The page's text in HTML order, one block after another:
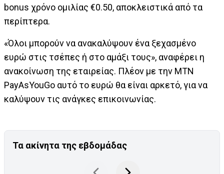
bonus χρόνο ομιλίας €0.50, αποκλειστικά από τα
περίπτερα.
«Όλοι μπορούν να ανακαλύψουν ένα ξεχασμένο
ευρώ στις τσέπες ή στο αμάξι τους», αναφέρει η
ανακοίνωση της εταιρείας. Πλέον με την MTN
PayAsYouGo αυτό το ευρώ θα είναι αρκετό, για να
καλύψουν τις ανάγκες επικοινωνίας.
Τα ακίνητα της εβδομάδας